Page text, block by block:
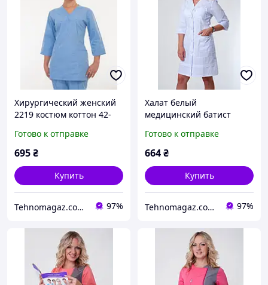
Хирургический женский
2219 костюм коттон 42-
Готово к отправке
695₴
Купить
Tehnomagaz.com.ua - это передовой интернет-магазин, специализирующийся на продаже техники 97%
Халат белый
медицинский батист
Готово к отправке
664₴
Купить
Tehnomagaz.com.ua - это передовой интернет-магазин, специализирующийся на продаже техники 97%